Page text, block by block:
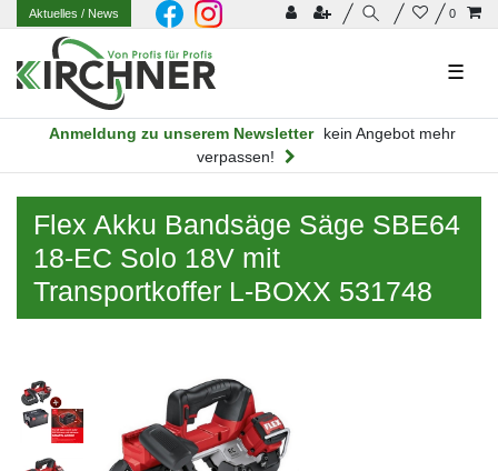
0
Aktuelles/ News
☰
Anmeldung zu unserem Newsletter
kein Angebot mehr
verpassen!
Flex Akku Bandsäge Säge SBE64
18-EC Solo 18V mit
Transportkoffer L-BOXX 531748